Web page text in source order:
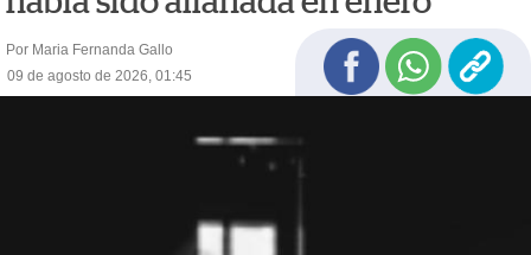
Por Maria Fernanda Gallo
09 de agosto de 2026, 01:45